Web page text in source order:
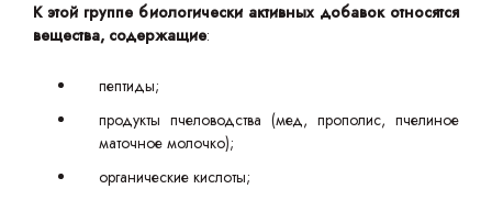
К этой группе биологически активных добавок относятся
вещества, содержащие:
пептиды;
продукты пчеловодства (мед, прополис, пчелиное
маточное молочко);
органические кислоты;